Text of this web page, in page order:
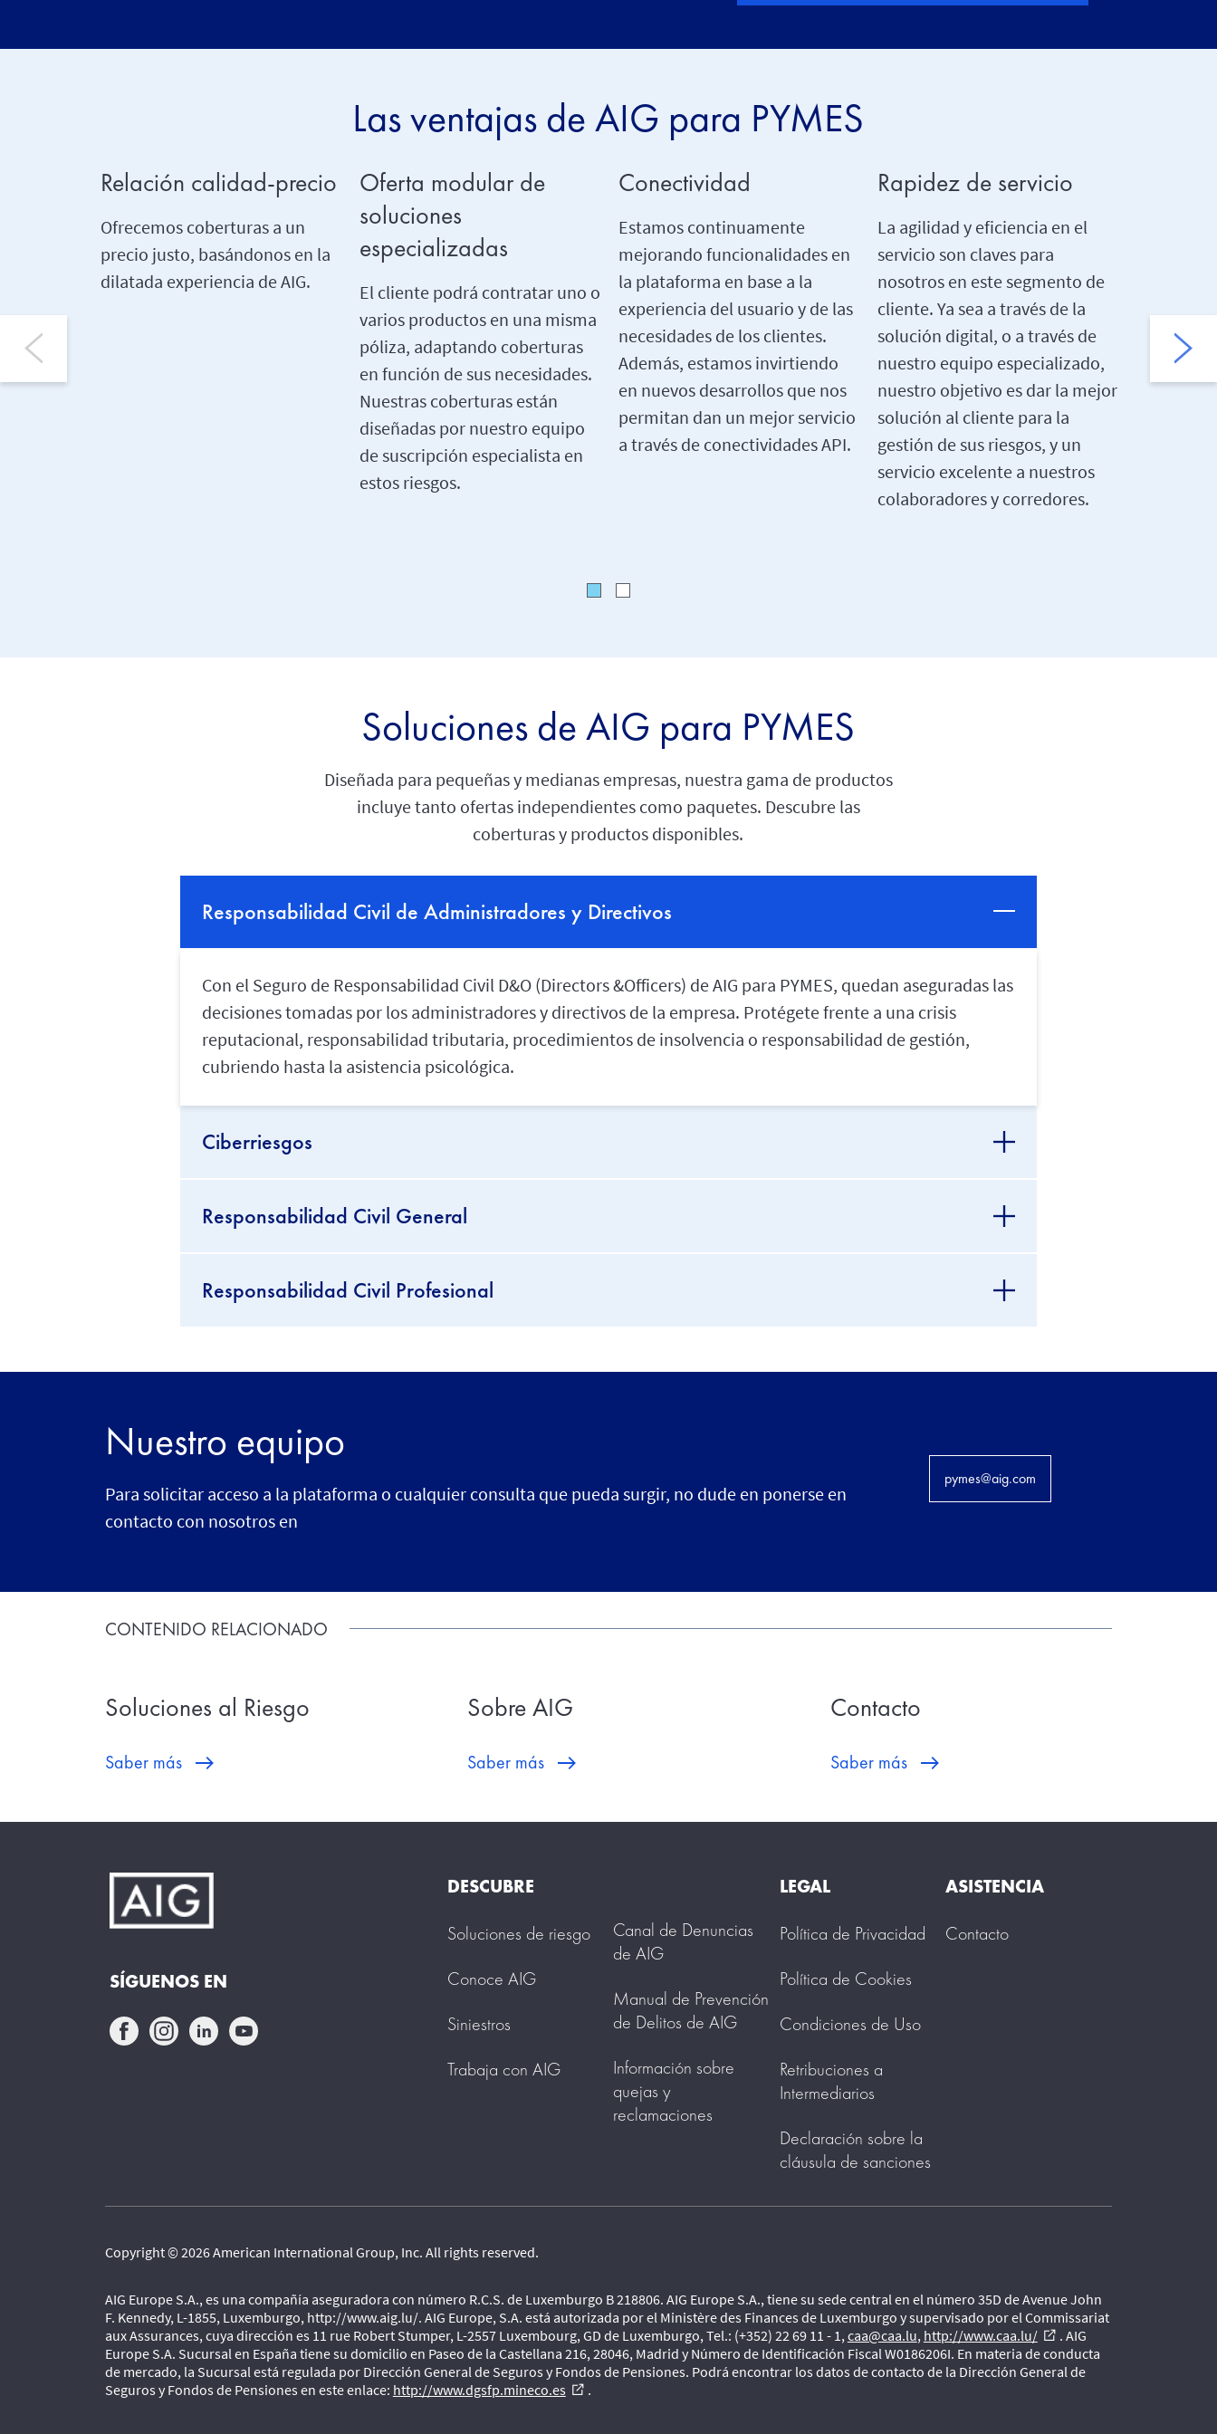
Las ventajas de AIG para PYMES
Relación calidad-precio
Ofrecemos coberturas a un
precio justo, basándonos en la
dilatada experiencia de AIG.
Oferta modular de
soluciones
especializadas
El cliente podrá contratar uno o
varios productos en una misma
póliza, adaptando coberturas
en función de sus necesidades.
Nuestras coberturas están
diseñadas por nuestro equipo
de suscripción especialista en
estos riesgos.
Conectividad
Estamos continuamente
mejorando funcionalidades en
la plataforma en base a la
experiencia del usuario y de las
necesidades de los clientes.
Además, estamos invirtiendo
en nuevos desarrollos que nos
permitan dan un mejor servicio
a través de conectividades API.
Rapidez de servicio
La agilidad y eficiencia en el
servicio son claves para
nosotros en este segmento de
cliente. Ya sea a través de la
solución digital, o a través de
nuestro equipo especializado,
nuestro objetivo es dar la mejor
solución al cliente para la
gestión de sus riesgos, y un
servicio excelente a nuestros
colaboradores y corredores.
siniestro
Nuestro
de
Soluciones de AIG para PYMES
Diseñada para pequeñas y medianas empresas, nuestra gama de productos
incluye tanto ofertas independientes como paquetes. Descubre las
coberturas y productos disponibles.
Responsabilidad Civil de Administradores y Directivos
Con el Seguro de Responsabilidad Civil D&O (Directors &Officers) de AIG para PYMES, quedan aseguradas las
decisiones tomadas por los administradores y directivos de la empresa. Protégete frente a una crisis
reputacional, responsabilidad tributaria, procedimientos de insolvencia o responsabilidad de gestión,
cubriendo hasta la asistencia psicológica.
Ciberriesgos
Responsabilidad Civil General
Responsabilidad Civil Profesional
Nuestro equipo
Para solicitar acceso a la plataforma o cualquier consulta que pueda surgir, no dude en ponerse en
contacto con nosotros en
pymes@aig.com
CONTENIDO RELACIONADO
Soluciones al Riesgo
Saber más
Sobre AIG
Saber más
Contacto
Saber más
SÍGUENOS EN
DESCUBRE
Soluciones de riesgo
Conoce AIG
Siniestros
Trabaja con AIG
Canal de Denuncias
de AIG
Manual de Prevención
de Delitos de AIG
Información sobre
quejas y
reclamaciones
LEGAL
Política de Privacidad
Política de Cookies
Condiciones de Uso
Retribuciones a
Intermediarios
Declaración sobre la
cláusula de sanciones
ASISTENCIA
Contacto
Copyright © 2026 American International Group, Inc. All rights reserved.
AIG Europe S.A., es una compañía aseguradora con número R.C.S. de Luxemburgo B 218806. AIG Europe S.A., tiene su sede central en el número 35D de Avenue John
F. Kennedy, L-1855, Luxemburgo, http://www.aig.lu/. AIG Europe, S.A. está autorizada por el Ministère des Finances de Luxemburgo y supervisado por el Commissariat
aux Assurances, cuya dirección es 11 rue Robert Stumper, L-2557 Luxembourg, GD de Luxemburgo, Tel.: (+352) 22 69 11 - 1, caa@caa.lu, http://www.caa.lu/ external_link . AIG
Europe S.A. Sucursal en España tiene su domicilio en Paseo de la Castellana 216, 28046, Madrid y Número de Identificación Fiscal W0186206I. En materia de conducta
de mercado, la Sucursal está regulada por Dirección General de Seguros y Fondos de Pensiones. Podrá encontrar los datos de contacto de la Dirección General de
Seguros y Fondos de Pensiones en este enlace: http://www.dgsfp.mineco.es external_link .